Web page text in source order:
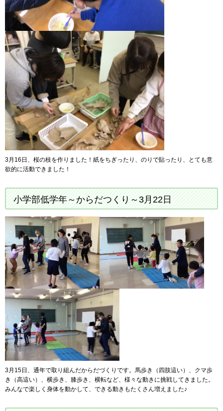
3月16日、桜の枝を作りました！紙をちぎったり、のりで貼ったり、とても意
欲的に活動できました！
小学部低学年～からだつくり～3月22日
3月15日、通年で取り組んだからだづくりです。馬歩き（四肢這い）、クマ歩
き（高這い）、横歩き、膝歩き、横転など、様々な動きに挑戦してきました。
みんなで楽しく身体を動かして、できる動きもたくさん増えました♪